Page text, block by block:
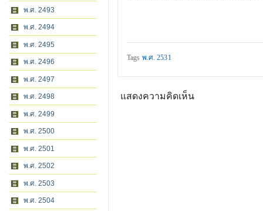
พ.ศ. 2493
พ.ศ. 2494
พ.ศ. 2495
พ.ศ. 2496
พ.ศ. 2497
พ.ศ. 2498
พ.ศ. 2499
พ.ศ. 2500
พ.ศ. 2501
พ.ศ. 2502
พ.ศ. 2503
พ.ศ. 2504
Tags พ.ศ. 2531
แสดงความคิดเห็น